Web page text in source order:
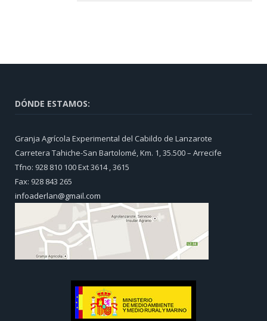
DÓNDE ESTAMOS:
Granja Agrícola Experimental del Cabildo de Lanzarote
Carretera Tahiche-San Bartolomé, Km. 1, 35.500 – Arrecife
Tfno: 928 810 100 Ext 3614 , 3615
Fax: 928 843 265
infoaderlan@gmail.com